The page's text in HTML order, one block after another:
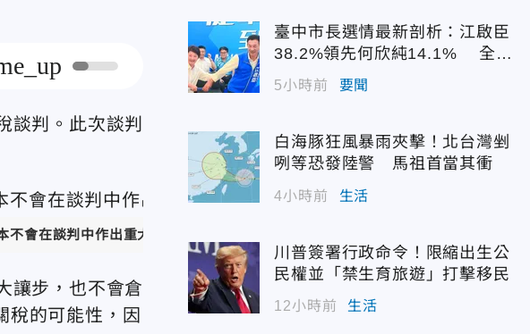
談判。此次談判
會在談判中作出重大讓步，也不會倉促達成協議。（圖/美聯社）
讓步，也不會倉
稅的可能性，因
臺中市長選情最新剖析：江啟臣
38.2%領先何欣純14.1% 全世
代支持度全面居首
5小時前 要聞
白海豚狂風暴雨夾擊！北台灣剉
咧等恐發陸警 馬祖首當其衝
4小時前 生活
川普簽署行政命令！限縮出生公
民權並「禁生育旅遊」打擊移民
12小時前 生活